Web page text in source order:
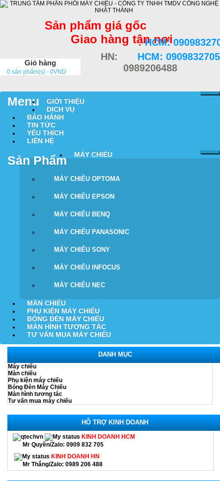
Sản phẩm giá gốc
Giao hàng tận nơi
Giỏ hàng
0 sản phẩm(s) - 0VND
HCM:
HCM: 0909832705
HN:
0989206488
Menu
GIỚI THIỆU
DỊCH VỤ
BẢO HÀNH
TIN TỨC
YÊU THÍCH
LIÊN HỆ
Sản Phẩm MÁY CHIẾU
MÁY CHIẾU OPTOMA
MÁY CHIẾU EPSON
MÁY CHIẾU BENQ
MÁY CHIẾU PANASONIC
MÁY CHIẾU SONY
MÁY CHIẾU INFOCUS
MÁY CHIẾU NEC
MÀN CHIẾU
PHỤ KIỆN MÁY CHIẾU
BÓNG ĐÈN MÁY CHIẾU
MÀN HÌNH TƯƠNG TÁC
TƯ VẤN MUA MÁY CHIẾU
DANH MỤC
Máy chiếu
Màn chiếu
Phụ kiện máy chiếu
Bóng Đèn Máy Chiếu
Màn hình tương tác
Tư vấn mua máy chiếu
HỖ TRỢ KINH DOANH
KINH DOANH HCM
Mr Quyền/Zalo: 0909 832 705
KINH DOANH HN
Mr Thắng/Zalo: 0989 206 488